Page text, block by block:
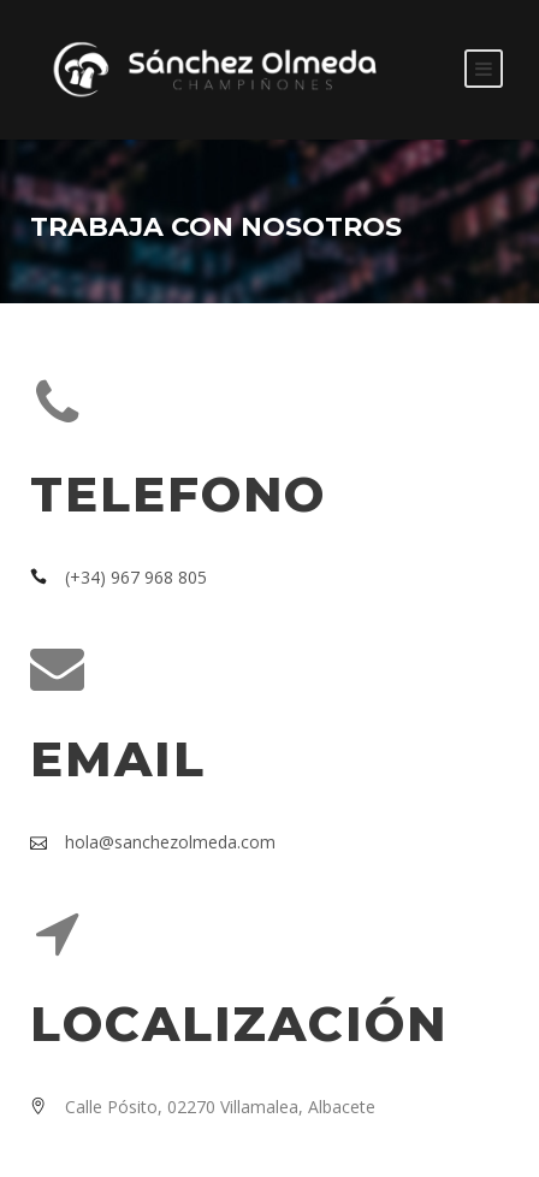
TRABAJA CON NOSOTROS
TELEFONO
(+34) 967 968 805
EMAIL
hola@sanchezolmeda.com
LOCALIZACIÓN
Calle Pósito, 02270 Villamalea, Albacete